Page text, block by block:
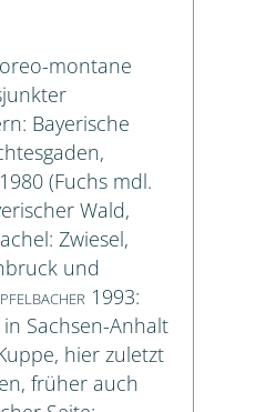
montane
Bayerische
(Fuchs mdl.
Wald,
Zwiesel,
und
1993:
Sachsen-Anhalt
hier zuletzt
früher auch